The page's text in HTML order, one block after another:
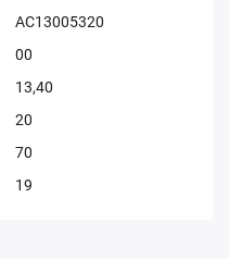
AC13005320
00
13,40
20
70
19